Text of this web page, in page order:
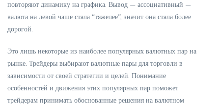
повторяют динамику на графика. Вывод — ассоциативный —
валюта на левой чаше стала “тяжелее”, значит она стала более
дорогой.
Это лишь некоторые из наиболее популярных валютных пар на
рынке. Трейдеры выбирают валютные пары для торговли в
зависимости от своей стратегии и целей. Понимание
особенностей и движения этих популярных пар поможет
трейдерам принимать обоснованные решения на валютном